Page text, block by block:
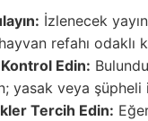
İzlenecek
refahı odaklı
Edin:
yasak veya şüpheli
Tercih Edin: